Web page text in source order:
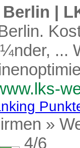
|
...
»
4/6